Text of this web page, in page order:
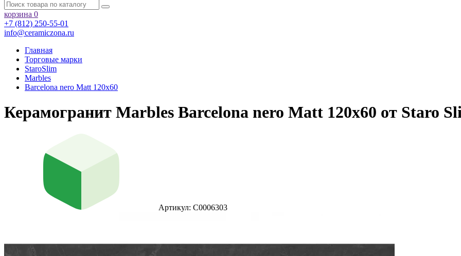
корзина 0
+7 (812) 250-55-01
info@ceramiczona.ru
Главная
Торговые марки
StaroSlim
Marbles
Barcelona nero Matt 120х60
Керамогранит Marbles Barcelona nero Matt 120х60 от Staro
Артикул: С0006303